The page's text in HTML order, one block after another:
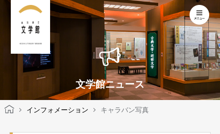
KOCHI LITERARY MUSEUM
文学館ニュース
インフォメーション キャラバン写真